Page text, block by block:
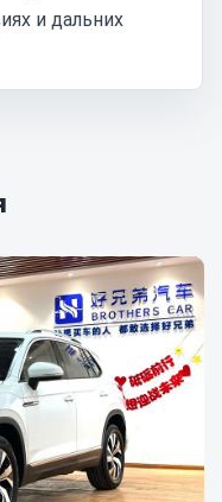
и дальних